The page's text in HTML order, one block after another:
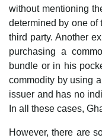
without mentioning
determined by one of
third party. Another
purchasing a
bundle or in his
commodity by using
issuer and has no
In all these cases,
However, there are